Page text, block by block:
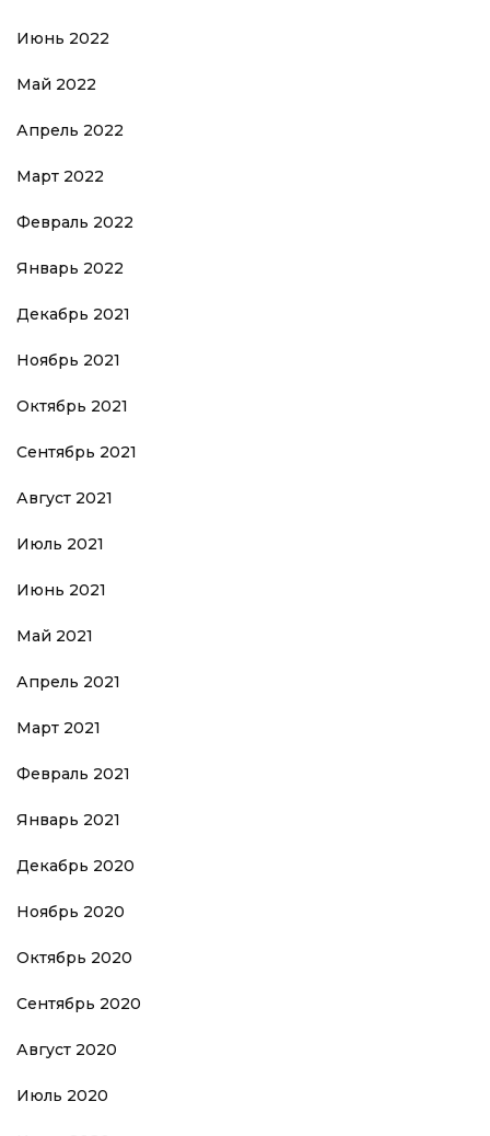
Июнь 2022
Май 2022
Апрель 2022
Март 2022
Февраль 2022
Январь 2022
Декабрь 2021
Ноябрь 2021
Октябрь 2021
Сентябрь 2021
Август 2021
Июль 2021
Июнь 2021
Май 2021
Апрель 2021
Март 2021
Февраль 2021
Январь 2021
Декабрь 2020
Ноябрь 2020
Октябрь 2020
Сентябрь 2020
Август 2020
Июль 2020